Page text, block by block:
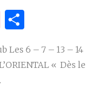
Pinterest
Les 6 – 7 – 13 – 14
« Dès le